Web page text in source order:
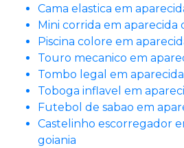
Cama elastica em
Mini corrida em aparecida
Piscina colore em
Touro mecanico em
Tombo legal em
Toboga inflavel em
Futebol de sabao em
Castelinho escorregador
goiania